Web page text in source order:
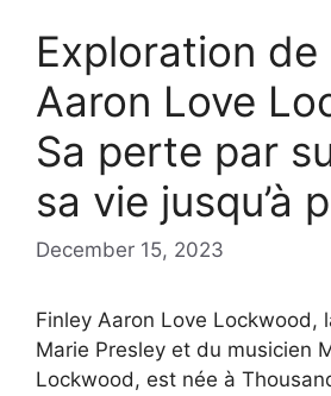
Exploration de
Aaron Love
Sa perte par
sa vie jusqu’à
December 15, 2023
Finley Aaron Love Lockwood,
Marie Presley et du musicien
Lockwood, est née à